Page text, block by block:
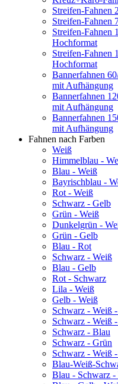
Streifen-Fahnen
Streifen-Fahnen
Streifen-Fahnen
Hochformat
Streifen-Fahnen
Hochformat
Bannerfahnen
mit Aufhängung
Bannerfahnen
mit Aufhängung
Bannerfahnen
mit Aufhängung
Fahnen nach Farben
Weiß
Himmelblau -
Blau - Weiß
Bayrischblau -
Rot - Weiß
Schwarz - Gelb
Grün - Weiß
Dunkelgrün -
Grün - Gelb
Blau - Rot
Schwarz - Weiß
Blau - Gelb
Rot - Schwarz
Lila - Weiß
Gelb - Weiß
Schwarz - Weiß
Schwarz - Weiß
Schwarz - Blau
Schwarz - Grün
Schwarz - Weiß
Blau-Weiß-
Blau - Schwarz -